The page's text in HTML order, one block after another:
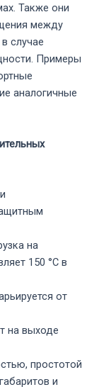
Также они
между
случае
Примеры
аналогичные
на
150 °C в
от
на выходе
простотой
и